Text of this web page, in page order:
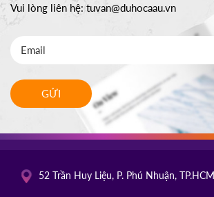
Vui lòng liên hệ:tuvan@duhocaau.vn
GỬI
52 Trần Huy Liệu, P. Phú Nhuận, TP.HCM